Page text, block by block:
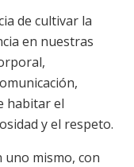
de cultivar la
en nuestras
habitar el
y el respeto.
uno mismo, con